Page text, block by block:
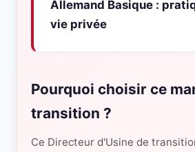
Allemand Basique :
vie privée
Pourquoi choisir ce
transition ?
Ce Directeur d'Usine de